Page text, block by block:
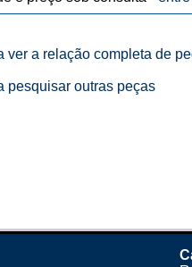
ver a relação completa de
pesquisar outras peças